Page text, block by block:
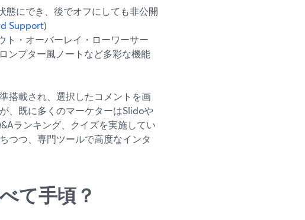
態にでき、後でオフにしても非公開
Support)
ト・オーバーレイ・ローワーサー
ンプター風ノートなど多彩な機能
搭載され、選択したコメントを画
、既に多くのマーケターはSlidoや
ランキング、クイズを実施してい
つつ、専門ツールで高度なインタ
て手頃？